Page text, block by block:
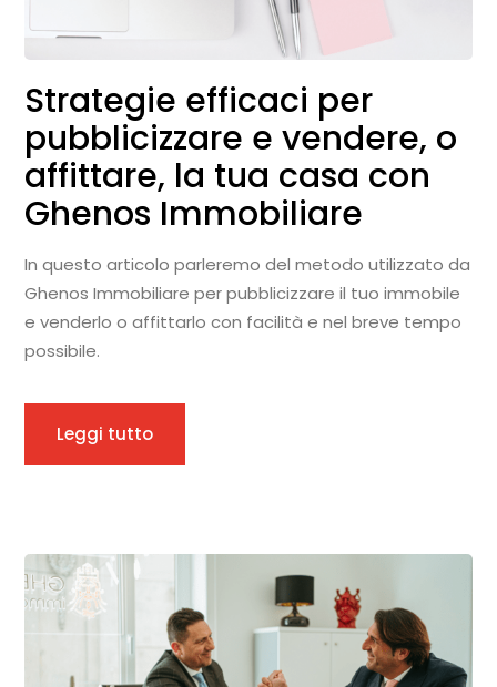
Strategie efficaci per
pubblicizzare e vendere, o
affittare, la tua casa con
Ghenos Immobiliare
In questo articolo parleremo del metodo utilizzato da
Ghenos Immobiliare per pubblicizzare il tuo immobile
e venderlo o affittarlo con facilità e nel breve tempo
possibile.
Leggi tutto